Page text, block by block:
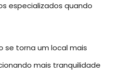
especializados quando
se torna um local mais
mais tranquilidade